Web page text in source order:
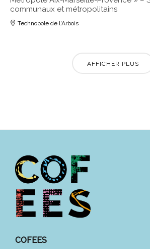
communaux et métropolitains
Technopole de l'Arbois
AFFICHER PLUS
COFEES